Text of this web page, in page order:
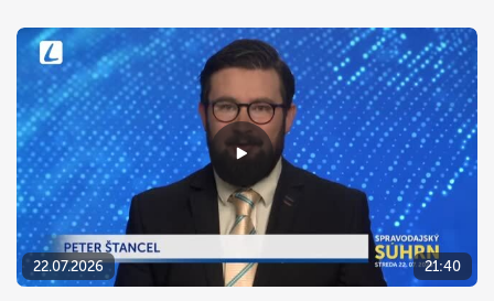
22.07.2026 21:40